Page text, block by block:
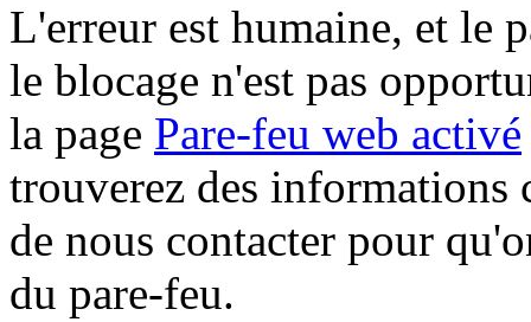
L'erreur est humaine, et le
le blocage n'est pas
la page Pare-feu web activé
trouverez des informations
de nous contacter pour
du pare-feu.